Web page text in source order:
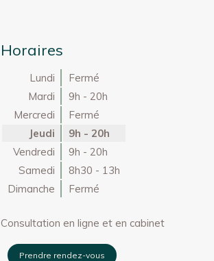
Horaires
Lundi
Fermé
Mardi
9h - 20h
Mercredi
Fermé
Jeudi
9h - 20h
Vendredi
9h - 20h
Samedi
8h30 - 13h
Dimanche
Fermé
Consultation en ligne et en cabinet
Prendre rendez-vous